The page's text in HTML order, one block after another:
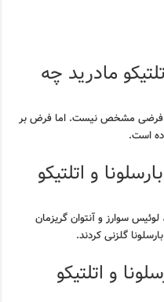
مادرید چه
فرضی مشخص نیست. اما فرض بر
است.
و اتلتیکو
سوارز و آنتوان گریزمان
گلزنی کردند.
و اتلتیکو